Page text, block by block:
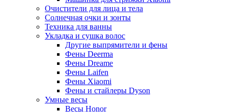
Очистители для лица и тела
Солнечная очки и зонты
Техника для ванны
Укладка и сушка волос
Другие выпрямители и фены
Фены Deerma
Фены Dreame
Фены Laifen
Фены Xiaomi
Фены и стайлеры Dyson
Умные весы
Весы Honor